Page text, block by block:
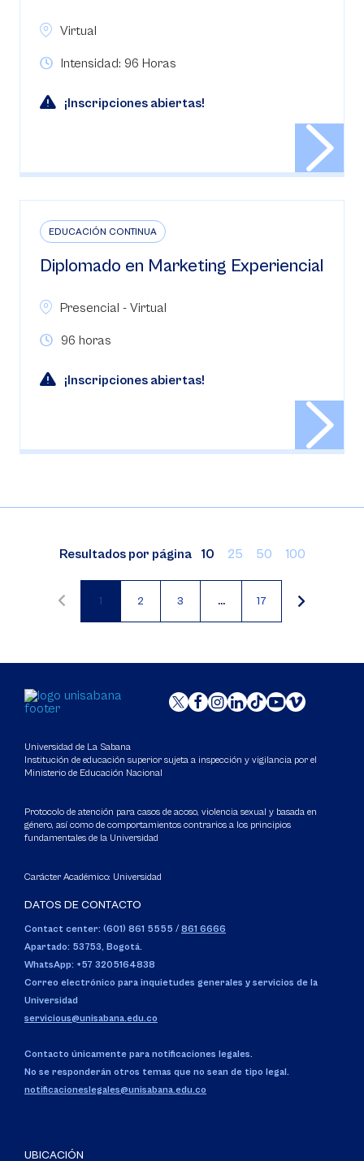
Virtual
Intensidad: 96 Horas
¡Inscripciones abiertas!
EDUCACIÓN CONTINUA
Diplomado en Marketing Experiencial
Presencial - Virtual
96 horas
¡Inscripciones abiertas!
Resultados por página 10 25 50 100
Paginación
Página
actual
1
Página
2
Página
3 … 17
Universidad de La Sabana
Institución de educación superior sujeta a inspección y vigilancia por el
Ministerio de Educación Nacional
Protocolo de atención para casos de acoso, violencia sexual y basada en
género, así como de comportamientos contrarios a los principios
fundamentales de la Universidad
Carácter Académico: Universidad
DATOS DE CONTACTO
Contact center: (601) 861 5555 / 861 6666
Apartado: 53753, Bogotá.
WhatsApp: +57 3205164838
Correo electrónico para inquietudes generales y servicios de la
Universidad
servicious@unisabana.edu.co
Contacto únicamente para notificaciones legales.
No se responderán otros temas que no sean de tipo legal.
notificacioneslegales@unisabana.edu.co
UBICACIÓN